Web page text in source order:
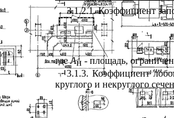
3.1.2.1. Коэффициент
гдеAн - площадь,
3.1.3. Коэффициент
круглого и некруглого